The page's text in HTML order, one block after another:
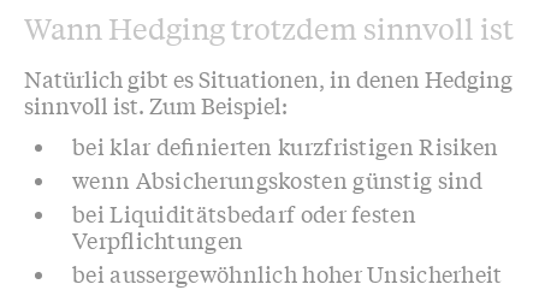
Wann Hedging trotzdem sinnvoll ist
Natürlich gibt es Situationen, in denen Hedging
sinnvoll ist. Zum Beispiel:
bei klar definierten kurzfristigen Risiken
wenn Absicherungskosten günstig sind
bei Liquiditätsbedarf oder festen
Verpflichtungen
bei aussergewöhnlich hoher Unsicherheit